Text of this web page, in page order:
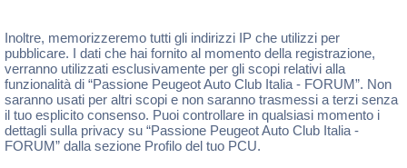
Inoltre, memorizzeremo tutti gli indirizzi IP che utilizzi per
pubblicare. I dati che hai fornito al momento della registrazione,
verranno utilizzati esclusivamente per gli scopi relativi alla
funzionalità di “Passione Peugeot Auto Club Italia - FORUM”. Non
saranno usati per altri scopi e non saranno trasmessi a terzi senza
il tuo esplicito consenso. Puoi controllare in qualsiasi momento i
dettagli sulla privacy su “Passione Peugeot Auto Club Italia -
FORUM” dalla sezione Profilo del tuo PCU.